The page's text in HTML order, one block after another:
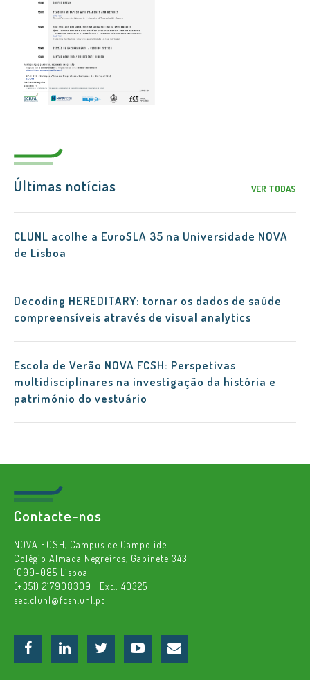
Últimas notícias VER TODAS
CLUNL acolhe a EuroSLA 35 na Universidade NOVA
de Lisboa
Decoding HEREDITARY: tornar os dados de saúde
compreensíveis através de visual analytics
Escola de Verão NOVA FCSH: Perspetivas
multidisciplinares na investigação da história e
património do vestuário
Contacte-nos
NOVA FCSH, Campus de Campolide
Colégio Almada Negreiros, Gabinete 343
1099-085 Lisboa
(+351) 217908309 | Ext.: 40325
sec.clunl@fcsh.unl.pt